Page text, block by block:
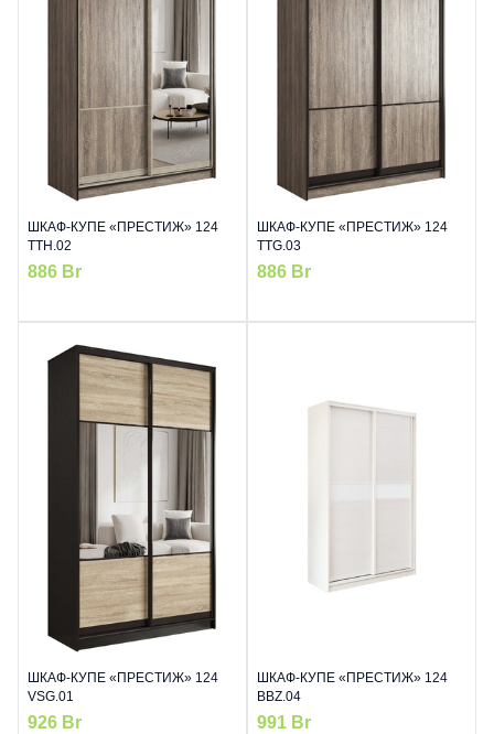
ШКАФ-КУПЕ «ПРЕСТИЖ» 124
TTH.02
886 Br
ШКАФ-КУПЕ «ПРЕСТИЖ» 124
TTG.03
886 Br
ШКАФ-КУПЕ «ПРЕСТИЖ» 124
VSG.01
926 Br
ШКАФ-КУПЕ «ПРЕСТИЖ» 124
BBZ.04
991 Br